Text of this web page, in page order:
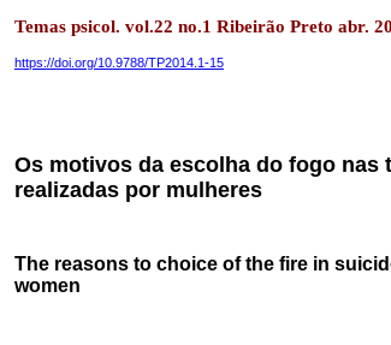
Temas psicol. vol.22 no.1 Ribeirão Preto abr.
https://doi.org/10.9788/TP2014.1-15
Os motivos da escolha do fogo nas
realizadas por mulheres
The reasons to choice of the fire in
women